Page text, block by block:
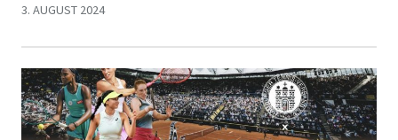
3. AUGUST 2024